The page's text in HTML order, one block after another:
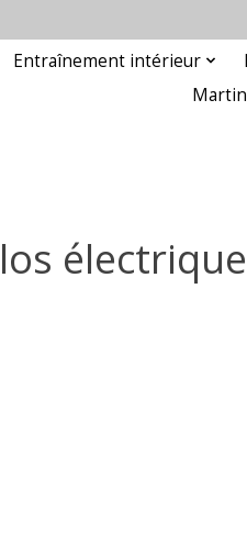
Entraînement intérieur